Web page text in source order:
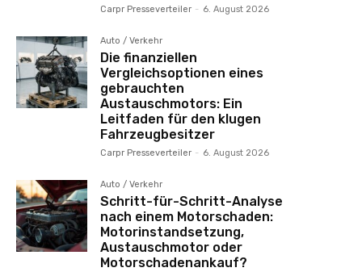
Carpr Presseverteiler - 6. August 2026
Auto / Verkehr
Die finanziellen
Vergleichsoptionen eines
gebrauchten
Austauschmotors: Ein
Leitfaden für den klugen
Fahrzeugbesitzer
Carpr Presseverteiler - 6. August 2026
Auto / Verkehr
Schritt-für-Schritt-Analyse
nach einem Motorschaden:
Motorinstandsetzung,
Austauschmotor oder
Motorschadenankauf?